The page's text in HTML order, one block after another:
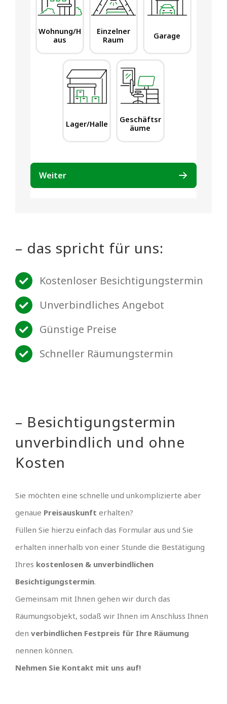
– das spricht für uns:
Kostenloser Besichtigungstermin
Unverbindliches Angebot
Günstige Preise
Schneller Räumungstermin
– Besichtigungstermin
unverbindlich und ohne
Kosten
Sie möchten eine schnelle und unkomplizierte aber
genaue Preisauskunft erhalten?
Füllen Sie hierzu einfach das Formular aus und Sie
erhalten innerhalb von einer Stunde die Bestätigung
Ihres kostenlosen & unverbindlichen
Besichtigungstermin.
Gemeinsam mit Ihnen gehen wir durch das
Räumungsobjekt, sodaß wir Ihnen im Anschluss Ihnen
den verbindlichen Festpreis für Ihre Räumung
nennen können.
Nehmen Sie Kontakt mit uns auf!